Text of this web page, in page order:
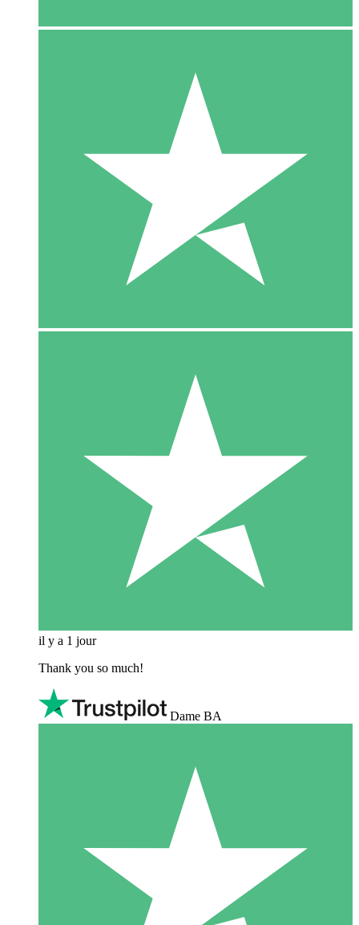
il y a 1 jour
Thank you so much!
Dame BA